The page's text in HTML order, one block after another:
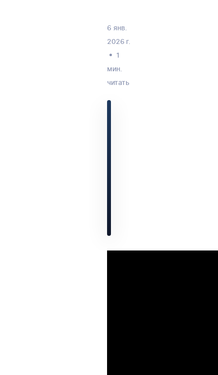
6 янв.
2026 г.
1
мин.
читать